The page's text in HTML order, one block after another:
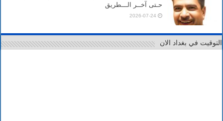
حـتى آخــر الـــطريق
2026-07-24
التوقيت في بغداد الان